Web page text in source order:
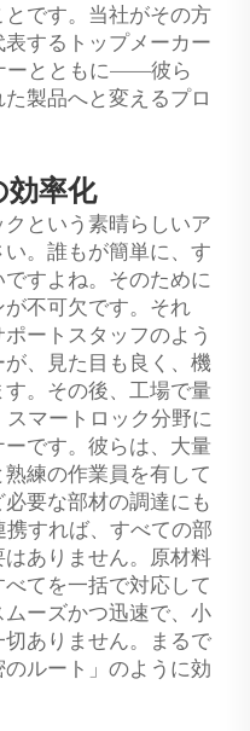
です。当社がその方
するトップメーカー
ーとともに——彼ら
製品へと変えるプロ
率化
という素晴らしいア
。誰もが簡単に、す
すよね。そのために
不可欠です。それ
ートスタッフのよう
、見た目も良く、機
。その後、工場で量
マートロック分野に
です。彼らは、大量
練の作業員を有して
要な部材の調達にも
すれば、すべての部
ありません。原材料
てを一括で対応して
ーズかつ迅速で、小
ありません。まるで
ルート」のように効